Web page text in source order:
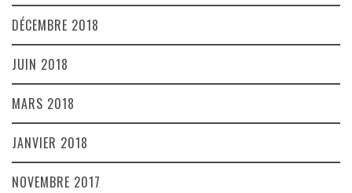
DÉCEMBRE 2018
JUIN 2018
MARS 2018
JANVIER 2018
NOVEMBRE 2017